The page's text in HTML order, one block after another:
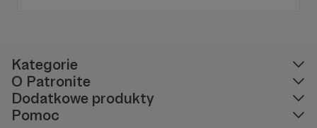
Kategorie
O Patronite
Dodatkowe produkty
Pomoc